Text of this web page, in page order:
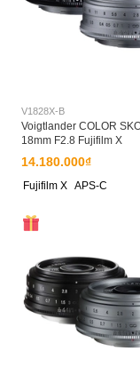
V1828X-B
Voigtlander COLOR
18mm F2.8 Fujifilm X
14.180.000₫
Fujifilm X APS-C